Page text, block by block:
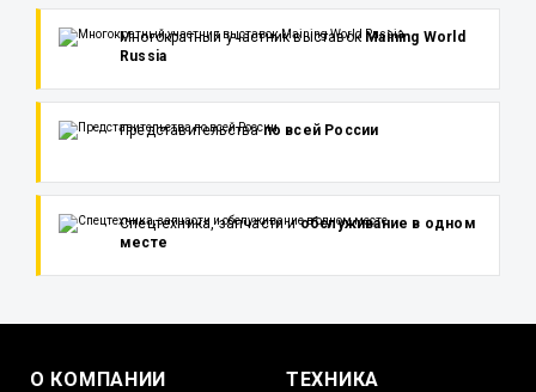
Многократный участник выставок Maining World
Russia
Представительствапо всей России
Спецтехника, запчасти иобслуживание в одном
месте
О КОМПАНИИ ТЕХНИКА